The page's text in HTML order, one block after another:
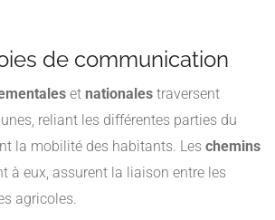
de communication
et nationales traversent
reliant les différentes parties du
la mobilité des habitants. Les chemins
à eux, assurent la liaison entre les
agricoles.